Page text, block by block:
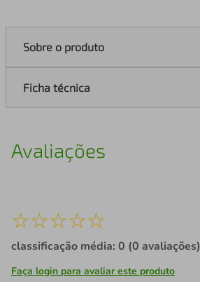
Sobre o produto
Ficha técnica
Avaliações
☆☆☆☆☆
classificação média: 0 (0 avaliações)
Faça login para avaliar este produto